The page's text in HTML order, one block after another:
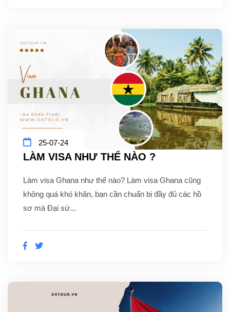
25-07-24
LÀM VISA NHƯ THẾ NÀO ?
Làm visa Ghana như thế nào? Làm visa Ghana cũng
không quá khó khăn, bạn cần chuẩn bị đầy đủ các hồ
sơ mà Đại sứ...